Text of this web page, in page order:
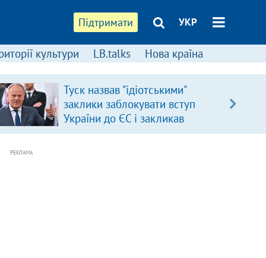
Підтримати УКР
культури LB.talks Нова країна
Туск назвав "ідіотськими"
заклики заблокувати вступ
України до ЄС і закликав
припинити антиукраїнську
РЕКЛАМА